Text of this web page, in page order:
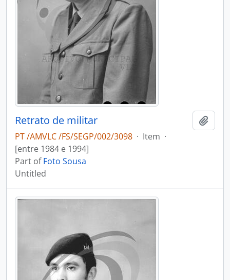
Retrato de militar
PT /AMVLC /FS/SEGP/002/3098 · Item ·
[entre 1984 e 1994]
Part ofFoto Sousa
Untitled